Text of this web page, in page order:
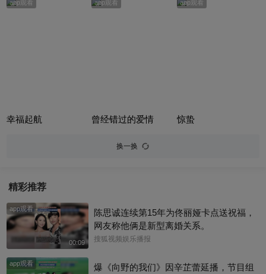
app观看
幸福起航
app观看
曾经错过的爱情
app观看
惊蛰
换一换
精彩推荐
app观看
00:09
陈思诚连续第15年为佟丽娅卡点送祝福，
网友称他俩是新型离婚关系。
搜狐视频娱乐播报
app观看
爆《向野的我们》因辛芷蕾延播，节目组